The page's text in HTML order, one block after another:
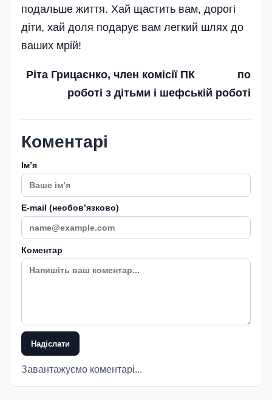
подальше життя. Хай щастить вам, дорогі
діти, хай доля подарує вам легкий шлях до
ваших мрій!
Ріта Грицаєнко, член комісії ПК по
роботі з дітьми і шефській роботі
Коментарі
Імʼя
E-mail (необовʼязково)
Коментар
Надіслати
Завантажуємо коментарі...